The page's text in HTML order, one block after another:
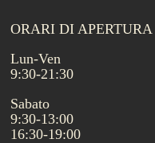
ORARI DI APERTURA
Lun-Ven
9:30-21:30
Sabato
9:30-13:00
16:30-19:00